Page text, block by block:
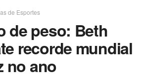
de Esportes
de peso: Beth
recorde mundial
no ano